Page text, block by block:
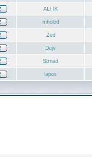
ALFIK
mholod
Zed
Dejv
Strnad
lapos